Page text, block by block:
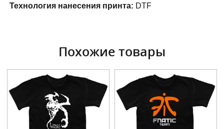
Технология нанесения принта: DTF
Похожие товары